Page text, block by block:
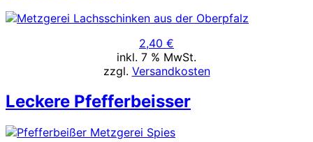
2,40 €
inkl. 7 % MwSt.
zzgl. Versandkosten
Leckere Pfefferbeisser